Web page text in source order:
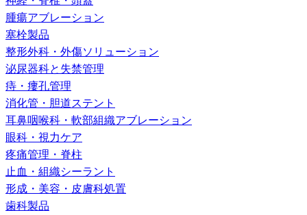
腫瘍アブレーション
塞栓製品
整形外科・外傷ソリューション
泌尿器科と失禁管理
痔・瘻孔管理
消化管・胆道ステント
耳鼻咽喉科・軟部組織アブレーション
眼科・視力ケア
疼痛管理・脊柱
止血・組織シーラント
形成・美容・皮膚科処置
歯科製品